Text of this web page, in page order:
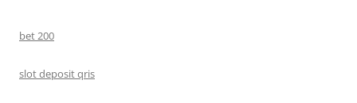
bet 200
slot deposit qris